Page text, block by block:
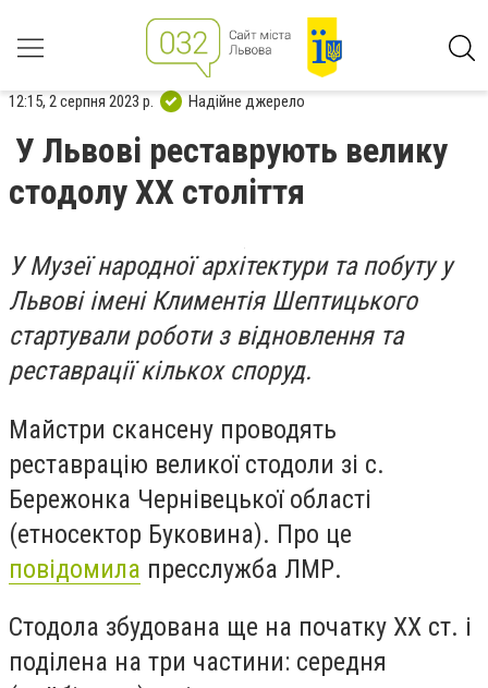
12:15, 2 серпня 2023 р. Надійне джерело
У Львові реставрують велику
стодолу XX століття
У Музеї народної архітектури та побуту у
Львові імені Климентія Шептицького
стартували роботи з відновлення та
реставрації кількох споруд.
Майстри скансену проводять
реставрацію великої стодоли зі с.
Бережонка Чернівецької області
(етносектор Буковина). Про це
повідомила пресслужба ЛМР.
Стодола збудована ще на початку XX ст. і
поділена на три частини: середня